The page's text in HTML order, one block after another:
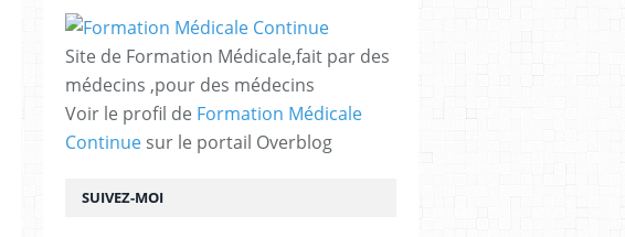
SUIVEZ-MOI
Site de Formation Médicale,fait par des
médecins ,pour des médecins
Voir le profil de Formation Médicale
Continue sur le portail Overblog